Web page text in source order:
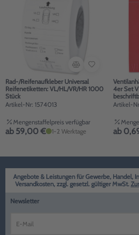
Rad-/Reifenaufkleber Universal
Reifenetiketten: VL/HL/VR/HR 1000
Stück
Artikel-Nr: 1574013
Mengenstaffelpreis verfügbar
ab 59,00 € 1-2 Werktage
4er Set
Artikel-
ab
Angebote & Leistungen für Gewerbe, Handel,
Versandkosten, zzgl. gesetzl. gültiger MwSt.
Newsletter